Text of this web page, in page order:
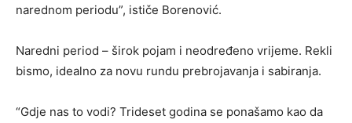
narednom periodu”, ističe Borenović.
Naredni period – širok pojam i neodređeno vrijeme. Rekli
bismo, idealno za novu rundu prebrojavanja i sabiranja.
“Gdje nas to vodi? Trideset godina se ponašamo kao da